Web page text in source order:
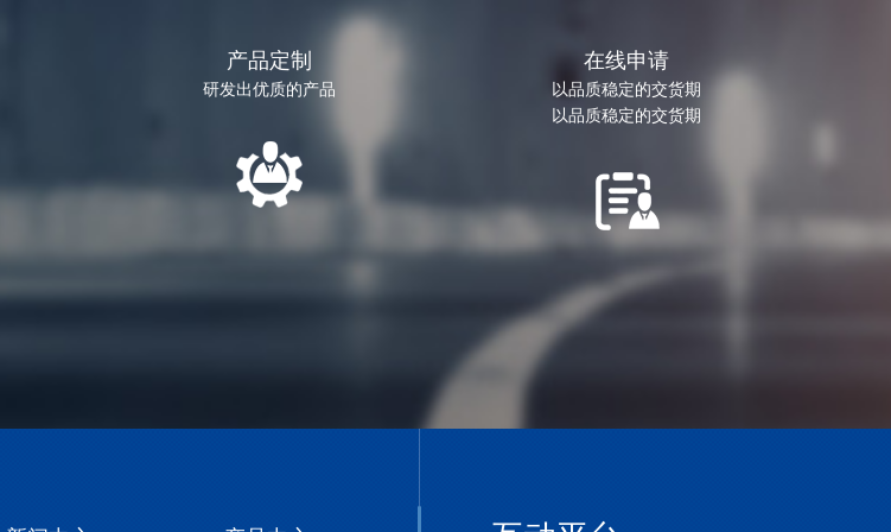
产品定制
研发出优质的产品
在线申请
以品质稳定的交货期
以品质稳定的交货期